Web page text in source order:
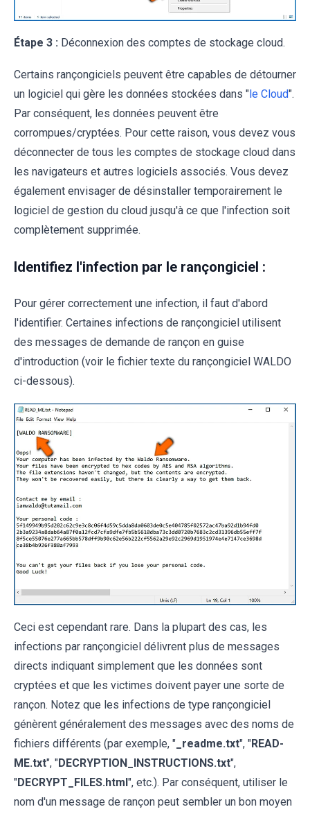
Étape 3 : Déconnexion des comptes de stockage cloud.
Certains rançongiciels peuvent être capables de détourner
un logiciel qui gère les données stockées dans "le Cloud".
Par conséquent, les données peuvent être
corrompues/cryptées. Pour cette raison, vous devez vous
déconnecter de tous les comptes de stockage cloud dans
les navigateurs et autres logiciels associés. Vous devez
également envisager de désinstaller temporairement le
logiciel de gestion du cloud jusqu'à ce que l'infection soit
complètement supprimée.
Identifiez l'infection par le rançongiciel :
Pour gérer correctement une infection, il faut d'abord
l'identifier. Certaines infections de rançongiciel utilisent
des messages de demande de rançon en guise
d'introduction (voir le fichier texte du rançongiciel WALDO
ci-dessous).
Ceci est cependant rare. Dans la plupart des cas, les
infections par rançongiciel délivrent plus de messages
directs indiquant simplement que les données sont
cryptées et que les victimes doivent payer une sorte de
rançon. Notez que les infections de type rançongiciel
génèrent généralement des messages avec des noms de
fichiers différents (par exemple, " _readme.txt", "READ-
ME.txt", "DECRYPTION_INSTRUCTIONS.txt",
"DECRYPT_FILES.html", etc.). Par conséquent, utiliser le
nom d'un message de rançon peut sembler un bon moyen